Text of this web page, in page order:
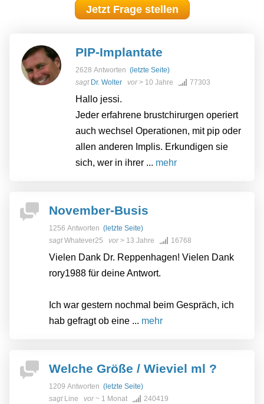
Jetzt Frage stellen
PIP-Implantate
2628 Antworten (letzte Seite)
sagt Dr. Wolter vor> 10 Jahre 77303
Hallo jessi.
Jeder erfahrene brustchirurgen operiert
auch wechsel Operationen, mit pip oder
allen anderen Implis. Erkundigen sie
sich, wer in ihrer ... mehr
November-Busis
1256 Antworten (letzte Seite)
sagtWhatever25 vor> 13 Jahre 16768
Vielen Dank Dr. Reppenhagen! Vielen Dank
rory1988 für deine Antwort.
Ich war gestern nochmal beim Gespräch, ich
hab gefragt ob eine ... mehr
Welche Größe / Wieviel ml ?
1209 Antworten (letzte Seite)
sagt Line vor~ 1 Monat 240419